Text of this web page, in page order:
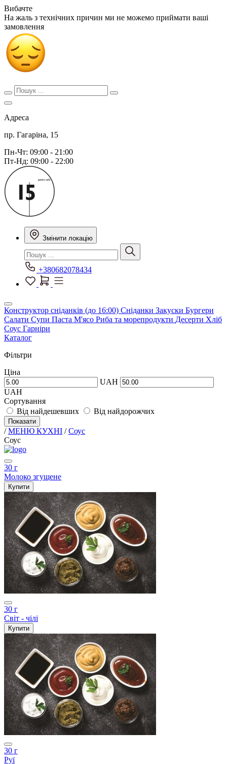
Вибачте
На жаль з технічних причин ми не можемо приймати ваші
замовлення
Адреса
пр. Гагаріна, 15
Пн-Чт: 09:00 - 21:00
Пт-Нд: 09:00 - 22:00
Змінити локацію
+380682078434
Конструктор сніданків (до 16:00) Сніданки Закуски Бургери
Салати Супи Паста М'ясо Риба та морепродукти Десерти Хліб
Соус Гарніри
Каталог
Фільтри
Ціна
UAH
UAH
Сортування
Від найдешевших
Від найдорожчих
Показати
/ МЕНЮ КУХНІ / Соус
Соус
30 г
Молоко згущене
Купити
30 г
Світ - чілі
Купити
30 г
Руї